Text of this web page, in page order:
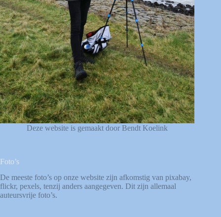
Deze website is gemaakt door Bendt Koelink
Foto’s
De meeste foto’s op onze website zijn afkomstig van pixabay,
flickr, pexels, tenzij anders aangegeven. Dit zijn allemaal
auteursvrije foto’s.